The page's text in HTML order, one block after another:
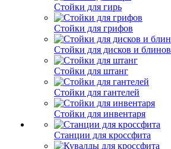
Стойки для гирь
Стойки для грифов
Стойки для дисков и блинов
Стойки для штанг
Стойки для гантелей
Стойки для инвентаря
Станции для кроссфита